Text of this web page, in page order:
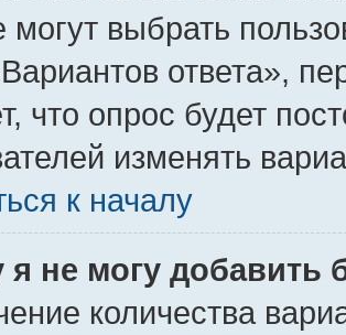
могут выбрать
ответа»,
что опрос будет
изменять
к началу
я не могу добавить
количества